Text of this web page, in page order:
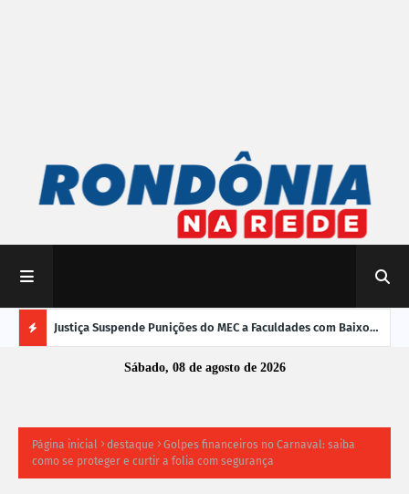
Justiça Suspende Punições do MEC a Faculdades com Baixo
Desempenho no EnamedSábado, 08 de agosto de 2026
Página inicial destaque
Golpes financeiros no Carnaval: saiba
como se proteger e curtir a folia com segurança